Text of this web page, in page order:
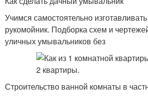
Учимся самостоятельно
рукомойник. Подборка схем и
уличных умывальников без
Строительство ванной комнаты в